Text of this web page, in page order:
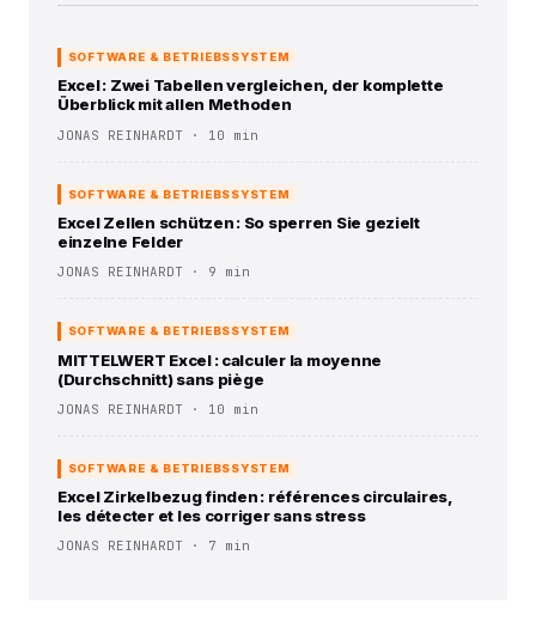
SOFTWARE & BETRIEBSSYSTEM
Excel : Zwei Tabellen vergleichen, der komplette
Überblick mit allen Methoden
JONAS REINHARDT · 10 min
SOFTWARE & BETRIEBSSYSTEM
Excel Zellen schützen : So sperren Sie gezielt
einzelne Felder
JONAS REINHARDT · 9 min
SOFTWARE & BETRIEBSSYSTEM
MITTELWERT Excel : calculer la moyenne
(Durchschnitt) sans piège
JONAS REINHARDT · 10 min
SOFTWARE & BETRIEBSSYSTEM
Excel Zirkelbezug finden : références circulaires,
les détecter et les corriger sans stress
JONAS REINHARDT · 7 min